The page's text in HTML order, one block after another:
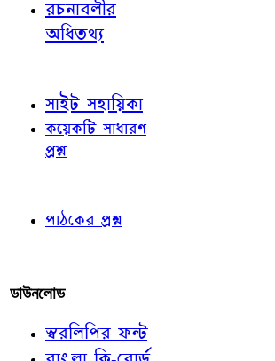
রচনাবলীর
অধিতথ্য
সাইট সহায়িকা
কয়েকটি সাধারণ
প্রশ্ন
পাঠকের প্রশ্ন
ডাউনলোড
স্বরলিপির ফন্ট